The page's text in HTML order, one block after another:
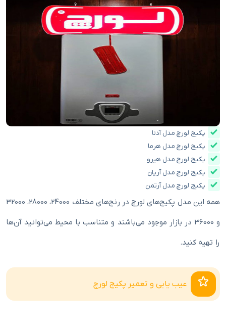
پکیج لورچ مدل آدنا
پکیج لورچ مدل هرما
پکیج لورچ مدل هیرو
پکیج لورچ مدل آریان
پکیج لورچ مدل آرتمن
همه این مدل پکیج‌های لورچ در رنج‌های مختلف 24000، 28000، 32000
و 36000 در بازار موجود می‌باشند و متناسب با محیط می‌توانید آن‌ها
را تهیه کنید.
عیب یابی و تعمیر پکیج لورچ